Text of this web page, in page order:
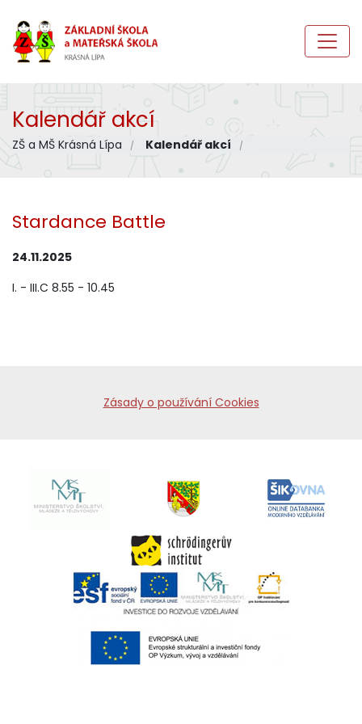
Kalendář akcí
ZŠ a MŠ Krásná Lípa Kalendář akcí
Stardance Battle
24.11.2025
I. - III.C 8.55 - 10.45
Zásady o používání Cookies